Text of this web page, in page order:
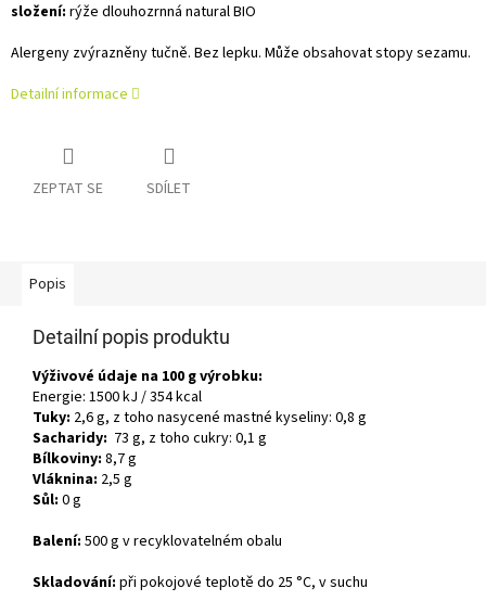
složení: rýže dlouhozrnná natural BIO
Alergeny zvýrazněny tučně. Bez lepku. Může obsahovat stopy sezamu.
Detailní informace
ZEPTAT SE SDÍLET
Popis
Detailní popis produktu
Výživové údaje na 100 g výrobku:
Energie: 1500 kJ / 354 kcal
Tuky: 2,6 g, z toho nasycené mastné kyseliny: 0,8 g
Sacharidy: 73 g, z toho cukry: 0,1 g
Bílkoviny: 8,7 g
Vláknina: 2,5 g
Sůl: 0 g
Balení: 500 g v recyklovatelném obalu
Skladování: při pokojové teplotě do 25 °C, v suchu